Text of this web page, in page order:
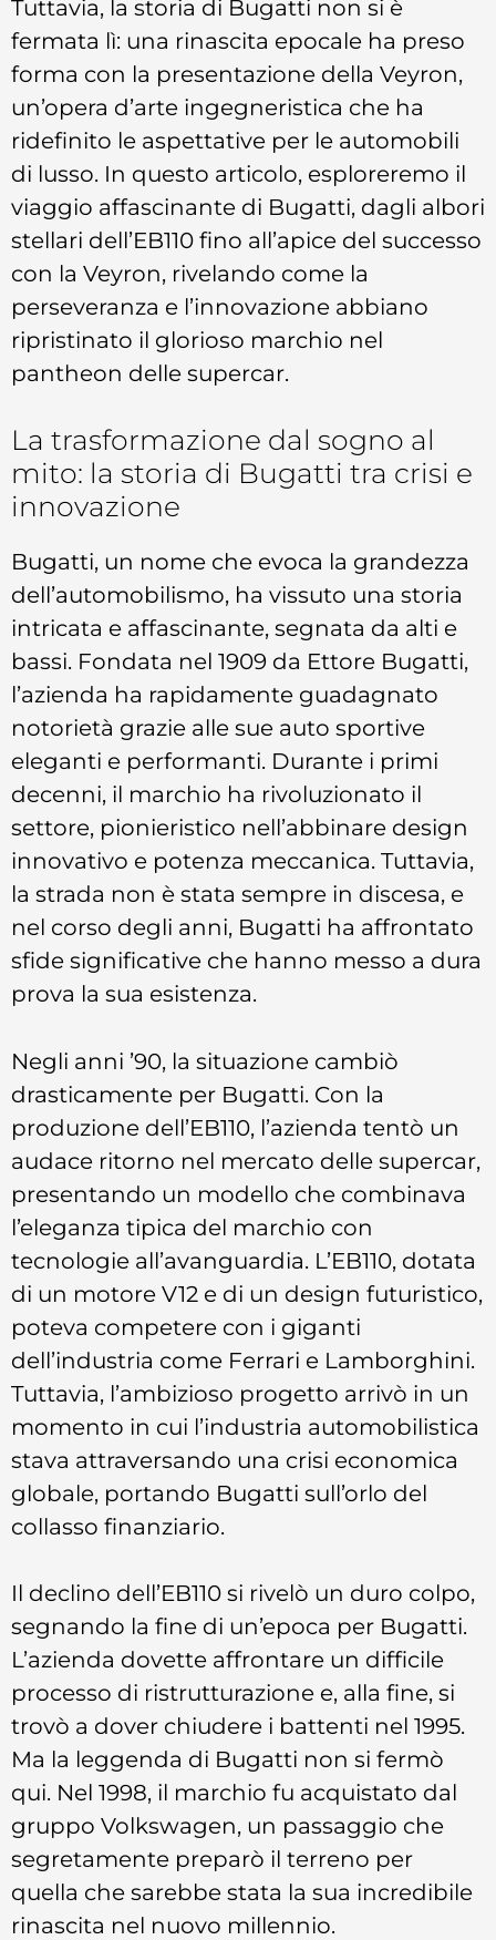
Tuttavia, la storia di Bugatti non si è
fermata lì: una rinascita epocale ha preso
forma con la presentazione della Veyron,
un’opera d’arte ingegneristica che ha
ridefinito le aspettative per le automobili
di lusso. In questo articolo, esploreremo il
viaggio affascinante di Bugatti, dagli albori
stellari dell’EB110 fino all’apice del successo
con la Veyron, rivelando come la
perseveranza e l’innovazione abbiano
ripristinato il glorioso marchio nel
pantheon delle supercar.
La trasformazione dal sogno al
mito: la storia di Bugatti tra crisi e
innovazione
Bugatti, un nome che evoca la grandezza
dell’automobilismo, ha vissuto una storia
intricata e affascinante, segnata da alti e
bassi. Fondata nel 1909 da Ettore Bugatti,
l’azienda ha rapidamente guadagnato
notorietà grazie alle sue auto sportive
eleganti e performanti. Durante i primi
decenni, il marchio ha rivoluzionato il
settore, pionieristico nell’abbinare design
innovativo e potenza meccanica. Tuttavia,
la strada non è stata sempre in discesa, e
nel corso degli anni, Bugatti ha affrontato
sfide significative che hanno messo a dura
prova la sua esistenza.
Negli anni ’90, la situazione cambiò
drasticamente per Bugatti. Con la
produzione dell’EB110, l’azienda tentò un
audace ritorno nel mercato delle supercar,
presentando un modello che combinava
l’eleganza tipica del marchio con
tecnologie all’avanguardia. L’EB110, dotata
di un motore V12 e di un design futuristico,
poteva competere con i giganti
dell’industria come Ferrari e Lamborghini.
Tuttavia, l’ambizioso progetto arrivò in un
momento in cui l’industria automobilistica
stava attraversando una crisi economica
globale, portando Bugatti sull’orlo del
collasso finanziario.
Il declino dell’EB110 si rivelò un duro colpo,
segnando la fine di un’epoca per Bugatti.
L’azienda dovette affrontare un difficile
processo di ristrutturazione e, alla fine, si
trovò a dover chiudere i battenti nel 1995.
Ma la leggenda di Bugatti non si fermò
qui. Nel 1998, il marchio fu acquistato dal
gruppo Volkswagen, un passaggio che
segretamente preparò il terreno per
quella che sarebbe stata la sua incredibile
rinascita nel nuovo millennio.